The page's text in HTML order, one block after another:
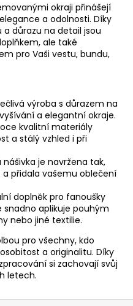
okraji přinášejí
a odolnosti. Díky
důrazu na detail jsou
ale také
pro Vaši vestu, bundu,
výroba s důrazem na
a elegantní okraje.
kvalitní materiály
a stálý vzhled i při
nášivka je navržena tak,
přidala vašemu oblečení
doplněk pro fanoušky
aplikuje pouhým
nebo jiné textilie.
pro všechny, kdo
a originalitu. Díky
si zachovají svůj
letech.